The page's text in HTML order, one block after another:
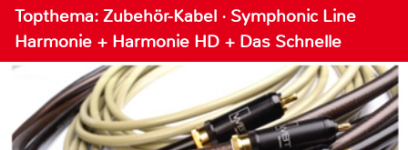
Topthema: Zubehör-Kabel · Symphonic Line
Harmonie + Harmonie HD + Das Schnelle